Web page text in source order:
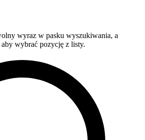
wyraz w pasku wyszukiwania, a
wybrać pozycję z listy.